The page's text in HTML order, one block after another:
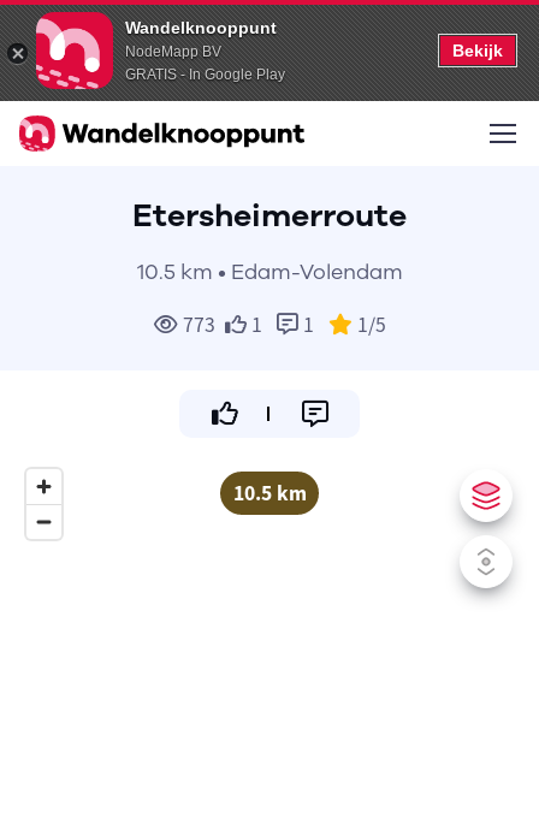
Wandelknooppunt
NodeMapp BV
GRATIS - In Google Play
Bekijk
Etersheimerroute
10.5 km • Edam-Volendam
773 1 1 1/5
10.5 km